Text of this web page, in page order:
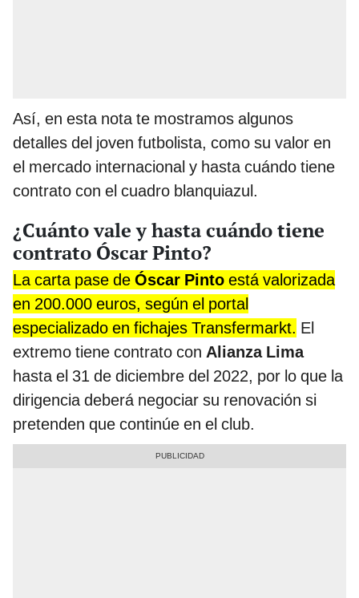
Así, en esta nota te mostramos algunos
detalles del joven futbolista, como su valor en
el mercado internacional y hasta cuándo tiene
contrato con el cuadro blanquiazul.
¿Cuánto vale y hasta cuándo tiene
contrato Óscar Pinto?
La carta pase de Óscar Pinto está valorizada
en 200.000 euros, según el portal
especializado en fichajes Transfermarkt. El
extremo tiene contrato con Alianza Lima
hasta el 31 de diciembre del 2022, por lo que la
dirigencia deberá negociar su renovación si
pretenden que continúe en el club.